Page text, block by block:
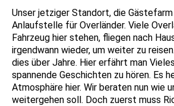
Unser jetziger Standort, die
Anlaufstelle für Overländer. Viele
Fahrzeug hier stehen, fliegen nach
irgendwann wieder, um weiter zu
dies über Jahre. Hier erfährt man
spannende Geschichten zu hören. Es
Atmosphäre hier. Wir beraten nun wie
weitergehen soll. Doch zuerst muss